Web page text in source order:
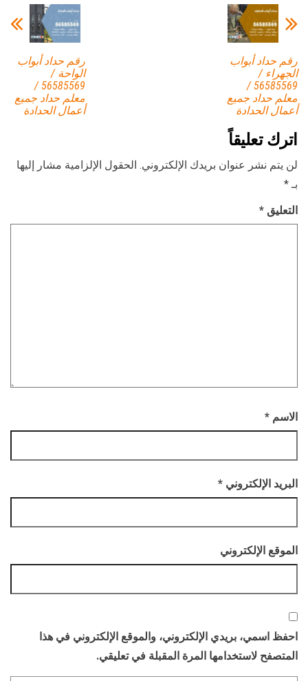
رقم حداد أبواب
الواحة /
56585569 /
معلم حداد جميع
أعمال الحدادة
رقم حداد أبواب
الجهراء /
56585569 /
معلم حداد جميع
أعمال الحدادة
اترك تعليقاً
لن يتم نشر عنوان بريدك الإلكتروني. الحقول الإلزامية مشار إليها
بـ *
التعليق *
الاسم *
البريد الإلكتروني *
الموقع الإلكتروني
احفظ اسمي، بريدي الإلكتروني، والموقع الإلكتروني في هذا
المتصفح لاستخدامها المرة المقبلة في تعليقي.